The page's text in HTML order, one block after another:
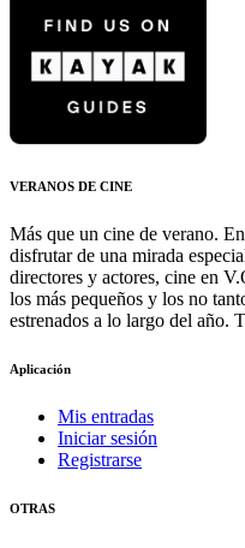
VERANOS DE CINE
Más que un cine de verano.
disfrutar de una mirada
directores y actores, cine en
los más pequeños y los no
estrenados a lo largo del año.
Aplicación
Mis entradas
Iniciar sesión
Registrarse
OTRAS